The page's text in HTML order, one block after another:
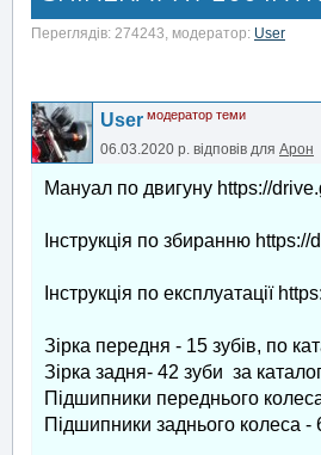
Переглядів: 274243, модератор: User
User модератор теми
06.03.2020 р. відповів для Арон
Мануал по двигуну https://
Інструкція по збиранню
Інструкція по експлуатації
Зірка передня - 15 зубів, по
Зірка задня- 42 зуби за
Підшипники переднього
Підшипники заднього колеса